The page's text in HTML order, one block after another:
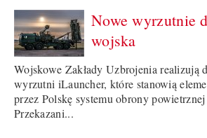
Nowe wyrzutnie
wojska
Wojskowe Zakłady Uzbrojenia realizują
wyrzutni iLauncher, które stanowią
przez Polskę systemu obrony
Przekazani...